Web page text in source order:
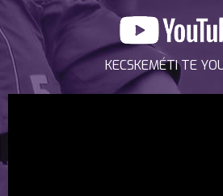
KECSKEMÉTI TE